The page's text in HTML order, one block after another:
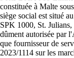
constituée à Malte
siège social est situé
SPK 1000, St.
dûment autorisée par
que fournisseur de
2023/1114 sur les